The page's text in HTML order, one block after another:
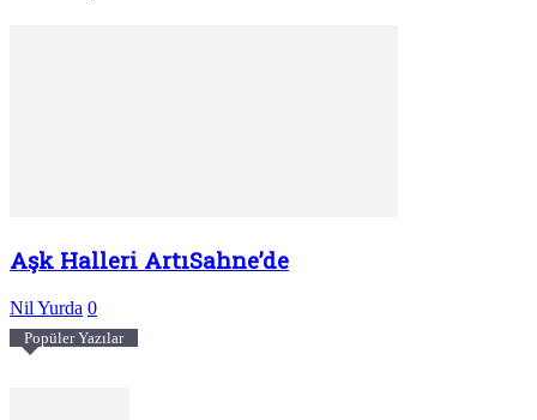
Aşk Halleri ArtıSahne’de
Nil Yurda 0
Popüler Yazılar